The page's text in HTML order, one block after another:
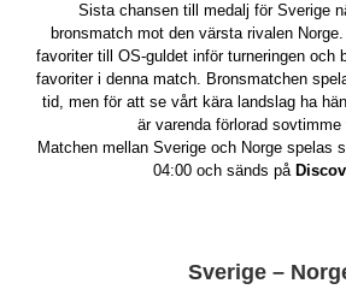
Sista chansen till medalj för Sverige
bronsmatch mot den värsta rivalen
favoriter till OS-guldet inför turneringen och
favoriter i denna match. Bronsmatchen
tid, men för att se vårt kära landslag ha
är varenda förlorad sovtimme
Matchen mellan Sverige och Norge spelas
04:00 och sänds på
Sverige –